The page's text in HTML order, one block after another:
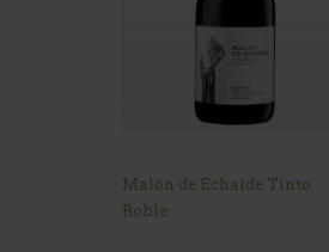
Malón de Echaide Tinto
Roble